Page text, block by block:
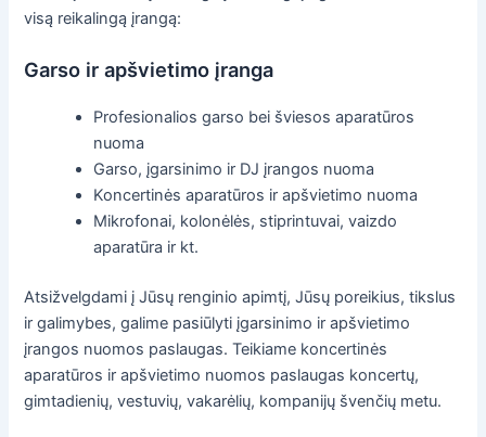
visą reikalingą įrangą:
Garso ir apšvietimo įranga
Profesionalios garso bei šviesos aparatūros
nuoma
Garso, įgarsinimo ir DJ įrangos nuoma
Koncertinės aparatūros ir apšvietimo nuoma
Mikrofonai, kolonėlės, stiprintuvai, vaizdo
aparatūra ir kt.
Atsižvelgdami į Jūsų renginio apimtį, Jūsų poreikius, tikslus
ir galimybes, galime pasiūlyti įgarsinimo ir apšvietimo
įrangos nuomos paslaugas. Teikiame koncertinės
aparatūros ir apšvietimo nuomos paslaugas koncertų,
gimtadienių, vestuvių, vakarėlių, kompanijų švenčių metu.